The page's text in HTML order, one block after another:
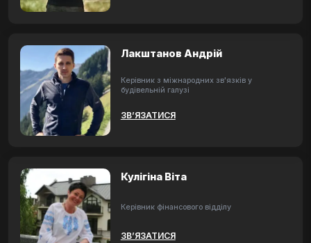
Лакштанов Андрій
Керівник з міжнародних зв'язків у
будівельній галузі
ЗВ’ЯЗАТИСЯ
Кулігіна Віта
Керівник фінансового відділу
ЗВ’ЯЗАТИСЯ